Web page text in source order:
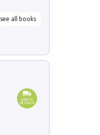
see all books